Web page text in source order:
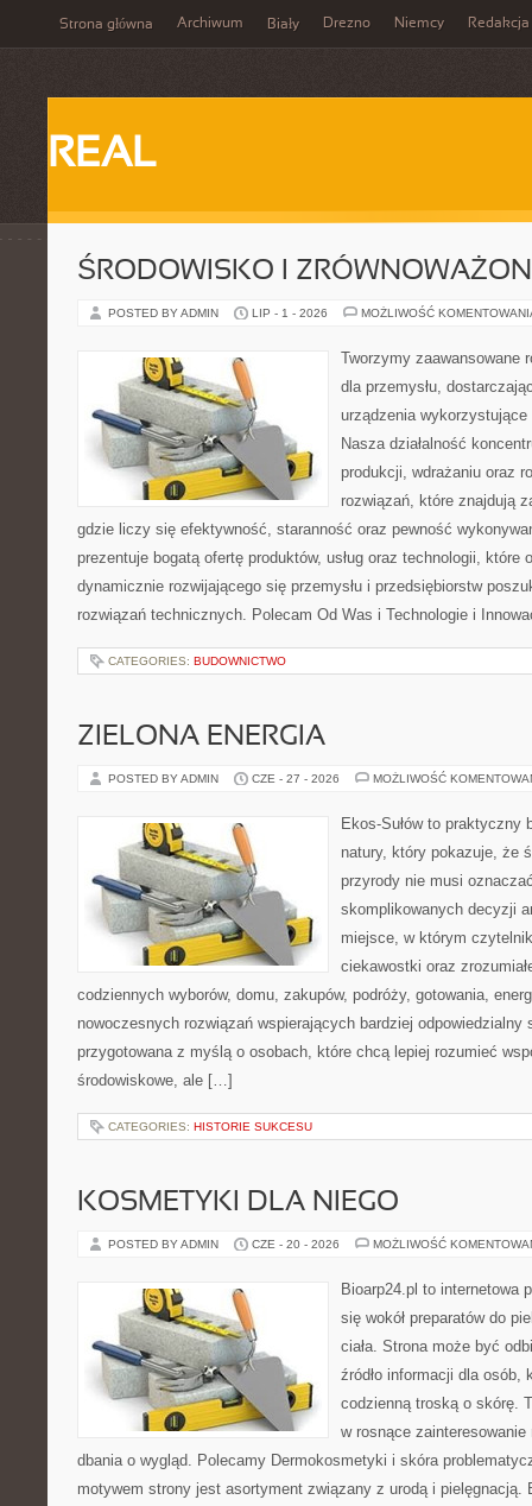
Strona główna Archiwum Biały Drezno Niemcy Redakcja
REAL
ŚRODOWISKO I
POSTED BY ADMIN LIP - 1 - 2026 MOŻLIWOŚĆ
Tworzymy zaawansowane
dla przemysłu,
urządzenia
Nasza działalność
produkcji, wdrażaniu oraz
rozwiązań, które znajdują
gdzie liczy się efektywność, staranność oraz pewność
prezentuje bogatą ofertę produktów, usług oraz technologii, które
dynamicznie rozwijającego się przemysłu i przedsiębiorstw
rozwiązań technicznych. Polecam Od Was i Technologie i
CATEGORIES: BUDOWNICTWO
ZIELONA ENERGIA
POSTED BY ADMIN CZE - 27 - 2026 MOŻLIWOŚĆ
Ekos-Sułów to praktyczny
natury, który pokazuje, że
przyrody nie musi
skomplikowanych decyzji
miejsce, w którym
ciekawostki oraz
codziennych wyborów, domu, zakupów, podróży, gotowania,
nowoczesnych rozwiązań wspierających bardziej odpowiedzialny
przygotowana z myślą o osobach, które chcą lepiej rozumieć
środowiskowe, ale […]
CATEGORIES: HISTORIE SUKCESU
KOSMETYKI DLA NIEGO
POSTED BY ADMIN CZE - 20 - 2026 MOŻLIWOŚĆ
Bioarp24.pl to internetowa
się wokół preparatów do
ciała. Strona może być
źródło informacji dla osób,
codzienną troską o skórę.
w rosnące
dbania o wygląd. Polecamy Dermokosmetyki i skóra
motywem strony jest asortyment związany z urodą i pielęgnacją.